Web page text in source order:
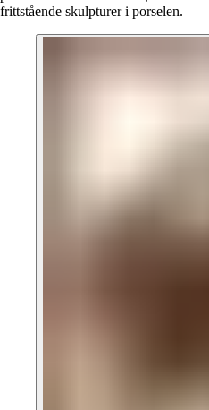
frittstående skulpturer i porselen.